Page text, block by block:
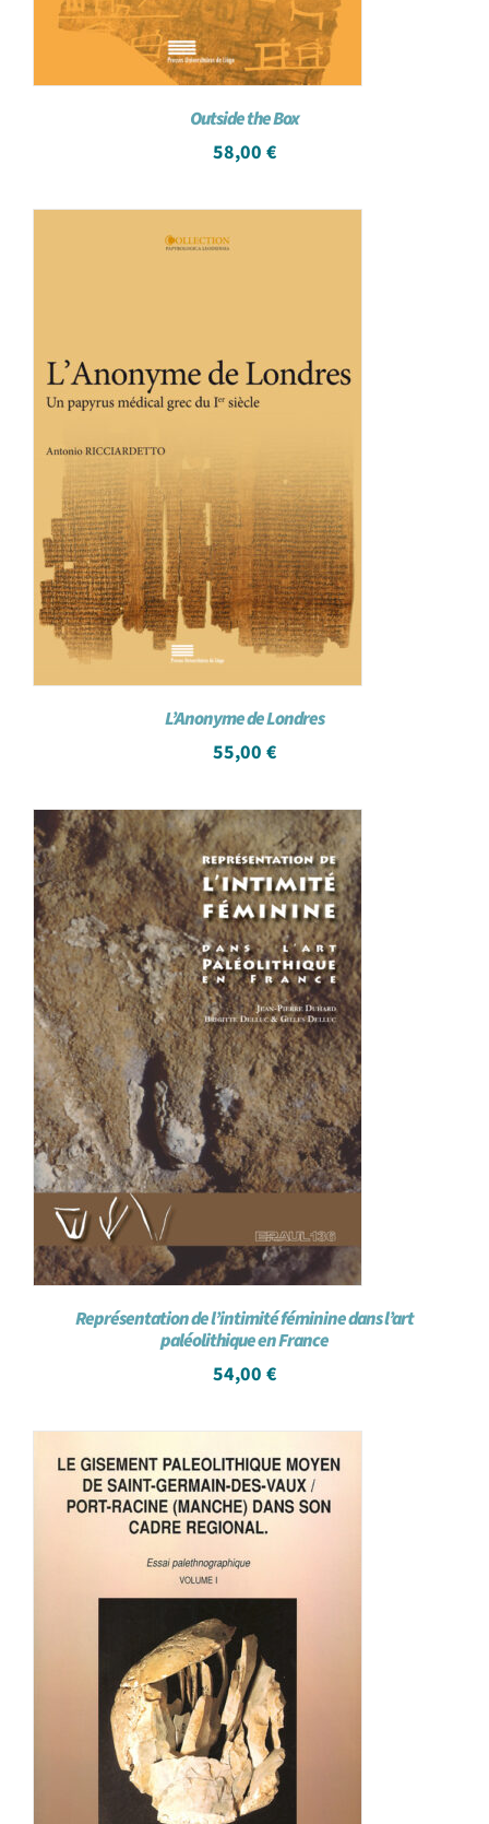
Outside the Box
58,00 €
L’Anonyme de Londres
55,00 €
Représentation de l’intimité féminine dans l’art
paléolithique en France
54,00 €